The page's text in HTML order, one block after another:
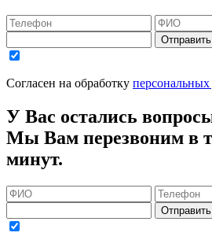
Отправить
Согласен на обработку
У Вас остались
Мы Вам перезвоним в
минут.